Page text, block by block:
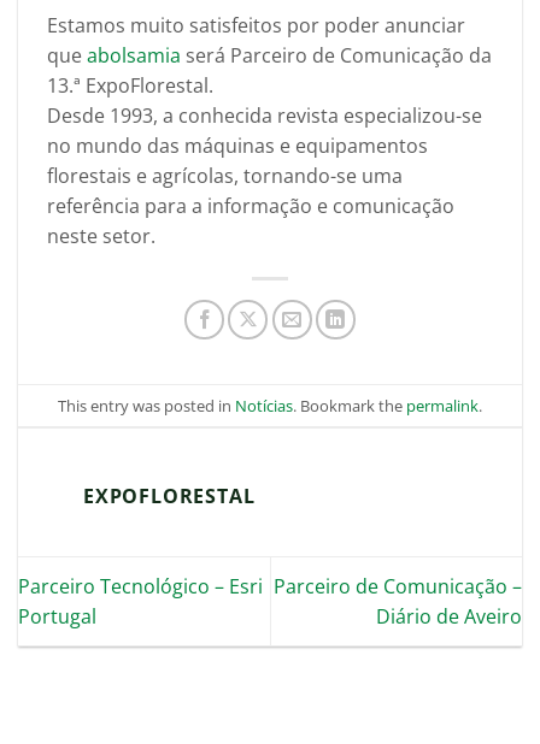
Estamos muito satisfeitos por poder anunciar
queabolsamia será Parceiro de Comunicação da
13.ª ExpoFlorestal.
Desde 1993, a conhecida revista especializou-se
no mundo das máquinas e equipamentos
florestais e agrícolas, tornando-se uma
referência para a informação e comunicação
neste setor.
This entry was posted in Notícias. Bookmark the permalink.
EXPOFLORESTAL
Parceiro Tecnológico – Esri
Portugal
Parceiro de Comunicação –
Diário de Aveiro